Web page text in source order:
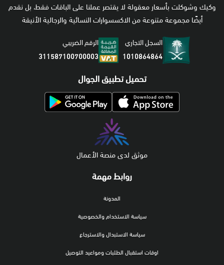
روابط مهمة
المدونة
سياسة الاستخدام والخصوصية
سياسة الاستبدال والاسترجاع
اوقات استقبال الطلبات ومواعيد التوصيل
وكيك وشوكلت بأسعار معقولة لا يقتصر عملنا على الباقات فقط، بل نقدم
أيضًا مجموعة متنوعة من الاكسسوارات النسائية والرجالية الأنيقة
السجل التجاري
1010864864
الرقم الضريبي
311587100700003
تحميل تطبيق الجوال
موثق لدى منصة الأعمال